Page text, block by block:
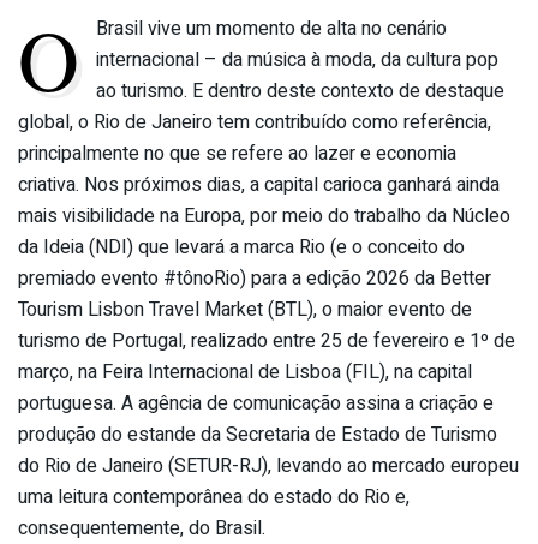
O
Brasil vive um momento de alta no cenário
internacional – da música à moda, da cultura pop
ao turismo. E dentro deste contexto de destaque
global, o Rio de Janeiro tem contribuído como referência,
principalmente no que se refere ao lazer e economia
criativa. Nos próximos dias, a capital carioca ganhará ainda
mais visibilidade na Europa, por meio do trabalho da Núcleo
da Ideia (NDI) que levará a marca Rio (e o conceito do
premiado evento #tônoRio) para a edição 2026 da Better
Tourism Lisbon Travel Market (BTL), o maior evento de
turismo de Portugal, realizado entre 25 de fevereiro e 1º de
março, na Feira Internacional de Lisboa (FIL), na capital
portuguesa. A agência de comunicação assina a criação e
produção do estande da Secretaria de Estado de Turismo
do Rio de Janeiro (SETUR-RJ), levando ao mercado europeu
uma leitura contemporânea do estado do Rio e,
consequentemente, do Brasil.